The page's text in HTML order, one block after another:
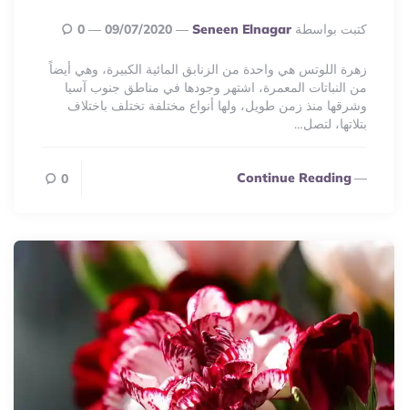
Posted
By
كتبت بواسطة Seneen Elnagar
09/07/2020
0
زهرة اللوتس هي واحدة من الزنابق المائية الكبيرة، وهي أيضاً
من النباتات المعمرة، اشتهر وجودها في مناطق جنوب آسيا
وشرقها منذ زمن طويل، ولها أنواع مختلفة تختلف باختلاف
بتلاتها، لتصل…
Continue Reading
0